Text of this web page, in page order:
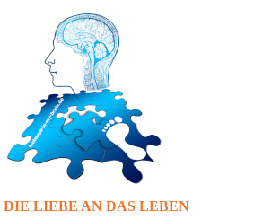
DIE LIEBE AN DAS LEBEN